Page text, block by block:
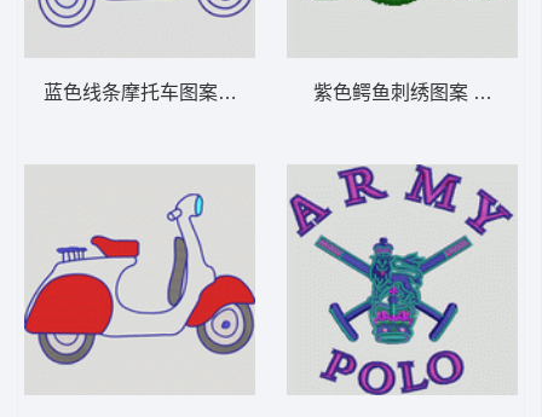
蓝色线条摩托车图案 卡通童装章标贴布 紫色鳄鱼刺绣